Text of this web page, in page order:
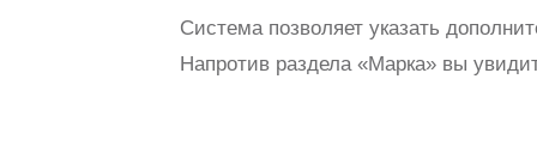
Система позволяет указать
Напротив раздела «Марка» вы